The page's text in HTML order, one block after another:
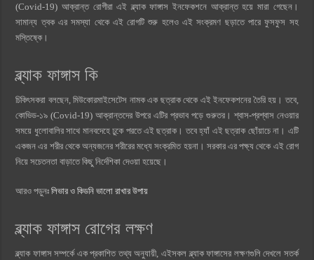
(Covid-19) আক্রান্ত রোগীরা এই ব্ল্যাক ফাঙ্গাস ইনফেকশনে আক্রান্ত হয়ে মারা গেছেন।
সামান্য ত্বক এর সমস্যা থেকে এই রোগটি শুরু হলেও এই সংক্রমণ ছড়াতে পারে ফুসফুস সহ
মস্তিষ্কে।
ব্ল্যাকফাঙ্গাস কি
চিকিৎসকরা বলছেন, মিউকোরমাইসেটেস নামক এক ছত্রাক থেকে এই ইনফেকশনের তৈরি হয়। তবে,
কোভিড-১৯ (Covid-19) আক্রান্তদের উপরে এটির প্রভাব পড়ে গুরুতর। শ্বাস-প্রশ্বাস নেওয়ার
সময়ে ধুলোবালির সাথে মানবদেহে ঢুকে পরতে এই ছত্রাক। তবে হ্যাঁ এই ছত্রাক ছোঁয়াচে না। এটি
একজন এর শরীর থেকে অন্যজনের শরীরের মধ্যে সংক্রমিত হয়না। সরকার এর পক্ষ্য থেকে এই রোগ
নিয়ে সচেতনতা বাড়াতে কিছু নির্দেশিকা দেওয়া হয়েছে।
আরও পড়ুনঃলিভার ও কিডনি ভালো রাখার উপায়
ব্ল্যাক ফাঙ্গাস রোগের লক্ষণ
ব্ল্যাক ফাঙ্গাস সম্পর্কে এক প্রকাশিত তথ্য অনুযায়ী, এইসকল ব্ল্যাক ফাঙ্গাসের লক্ষণগুলি দেখলে সতর্ক